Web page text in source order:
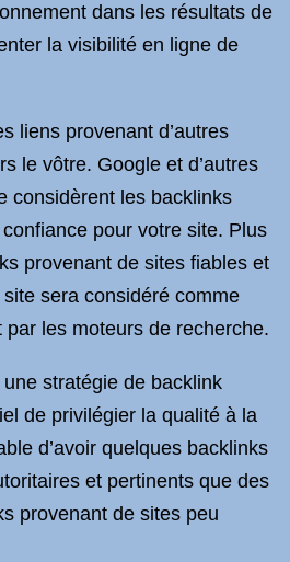
dans les résultats de
la visibilité en ligne de
liens provenant d’autres
le vôtre. Google et d’autres
considèrent les backlinks
pour votre site. Plus
provenant de sites fiables et
sera considéré comme
les moteurs de recherche.
stratégie de backlink
de privilégier la qualité à la
d’avoir quelques backlinks
et pertinents que des
provenant de sites peu